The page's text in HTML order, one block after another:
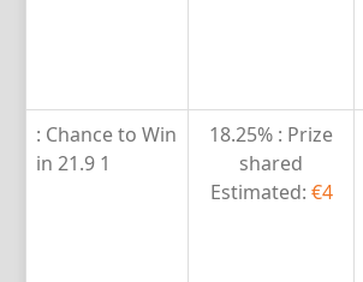
Prize :
18.25%
shared
Estimated: €4
Chance to Win :
1 in 21.9